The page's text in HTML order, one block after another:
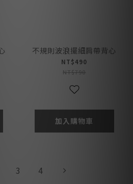
不規則波浪擺細肩帶背心
NT$490
NT$790
加入購物車
3 4